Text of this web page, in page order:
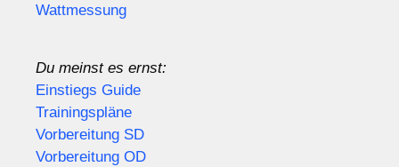
Wattmessung
Du meinst es ernst:
Einstiegs Guide
Trainingspläne
Vorbereitung SD
Vorbereitung OD